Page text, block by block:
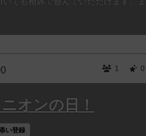
1 0
オンの日！
い登録